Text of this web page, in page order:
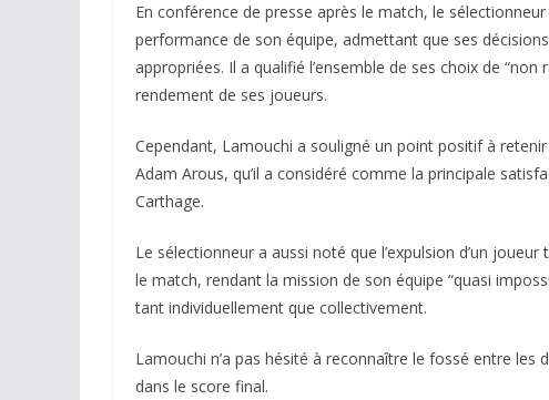
En conférence de presse après le match, le
performance de son équipe, admettant que ses
appropriées. Il a qualifié l’ensemble de ses choix de
rendement de ses joueurs.
Cependant, Lamouchi a souligné un point positif à
Adam Arous, qu’il a considéré comme la principale
Carthage.
Le sélectionneur a aussi noté que l’expulsion d’un
le match, rendant la mission de son équipe “quasi
tant individuellement que collectivement.
Lamouchi n’a pas hésité à reconnaître le fossé entre les
dans le score final.